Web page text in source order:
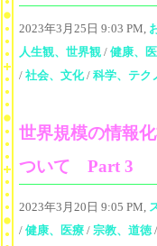
2023年3月25日 9:03 PM,
人生観、世界観 / 健康、
/ 社会、文化/ 科学、テク
世界規模の情報
ついて Part 3
2023年3月20日 9:05 PM,
/ 健康、医療 / 宗教、道徳/